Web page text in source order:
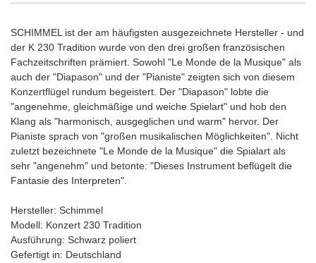
SCHIMMEL ist der am häufigsten ausgezeichnete Hersteller - und
der K 230 Tradition wurde von den drei großen französischen
Fachzeitschriften prämiert. Sowohl "Le Monde de la Musique" als
auch der "Diapason" und der "Pianiste" zeigten sich von diesem
Konzertflügel rundum begeistert. Der "Diapason" lobte die
"angenehme, gleichmäßige und weiche Spielart" und hob den
Klang als "harmonisch, ausgeglichen und warm" hervor. Der
Pianiste sprach von "großen musikalischen Möglichkeiten". Nicht
zuletzt bezeichnete "Le Monde de la Musique" die Spialart als
sehr "angenehm" und betonte: "Dieses Instrument beflügelt die
Fantasie des Interpreten".
Hersteller: Schimmel
Modell: Konzert 230 Tradition
Ausführung: Schwarz poliert
Gefertigt in: Deutschland